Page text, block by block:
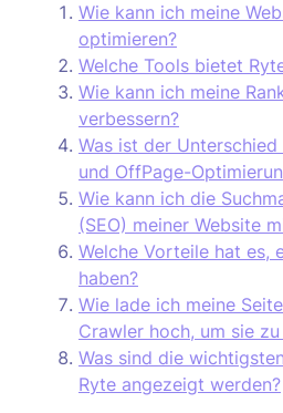
Wie kann ich meine
optimieren?
Welche Tools bietet
Wie kann ich meine
verbessern?
Was ist der
und OffPage-
Wie kann ich die
(SEO) meiner Website
Welche Vorteile hat es,
haben?
Wie lade ich meine
Crawler hoch, um sie
Was sind die
Ryte angezeigt werden?